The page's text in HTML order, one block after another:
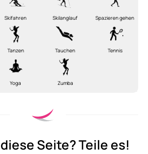
Skifahren Skilanglauf Spazieren gehen
Tanzen Tauchen Tennis
Yoga Zumba
Seite? Teile es!